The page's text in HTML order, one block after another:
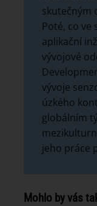
skutečným
Poté, co ve
aplikační
vývojové
vývoje
úzkého
globálním
jeho práce
Mohlo by vás